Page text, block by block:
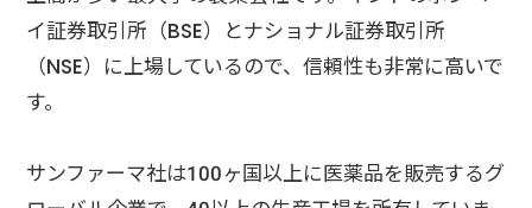
イ証券取引所（BSE）とナショナル証券取引所
（NSE）に上場しているので、信頼性も非常に高いで
す。
サンファーマ社は100ヶ国以上に医薬品を販売するグ